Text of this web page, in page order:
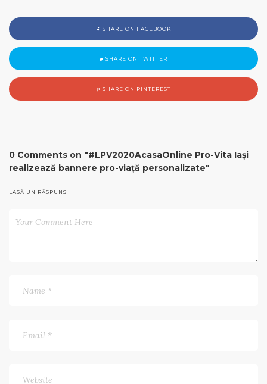
SHARE ON FACEBOOK
SHARE ON TWITTER
SHARE ON PINTEREST
0 Comments on "#LPV2020AcasaOnline Pro-Vita Iași
realizează bannere pro-viață personalizate"
LASĂ UN RĂSPUNS